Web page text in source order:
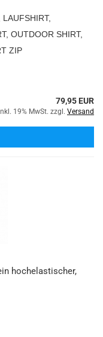
OUTDOOR SHIRT,
ZIP
79,95 EUR
19% MwSt. zzgl. Versand
hochelastischer,